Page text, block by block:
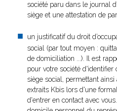
société paru dans le journal
siège et une attestation de
un justificatif du droit
social (par tout moyen :
de domiciliation ...). Il est
pour votre société
siège social, permettant
extraits Kbis lors d'une
d'entrer en contact avec